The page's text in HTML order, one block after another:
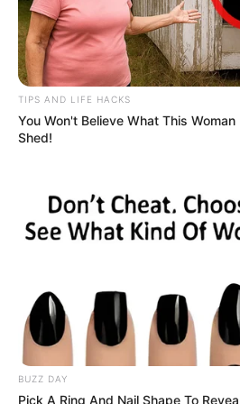
У селі на Закарпатті жінки
джерело, з якого люди
сталося? (фото, відео)
До $20 тисяч за «списання»:
ТЦК
У Ясінянській громаді
Катування, кайданки та
людей: працівника
судитимуть, дії ще двох його
(відео)
TIPS AND LIFE HACKS
You Won't Believe What This
Shed!
BUZZ DAY
Pick A Ring And Nail Shape To